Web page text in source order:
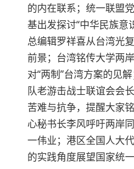
的内在联系；统一联盟
基出发探讨“中华民族意
总编辑罗祥喜从台湾光
前景；台湾铭传大学两
对“两制”台湾方案的见
队老游击战士联谊会会
苦难与抗争，提醒大家
心秘书长李风呼吁两岸
一伟业；港区全国人大
的实践角度展望国家统